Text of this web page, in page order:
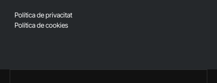
Política de privacitat
Política de cookies